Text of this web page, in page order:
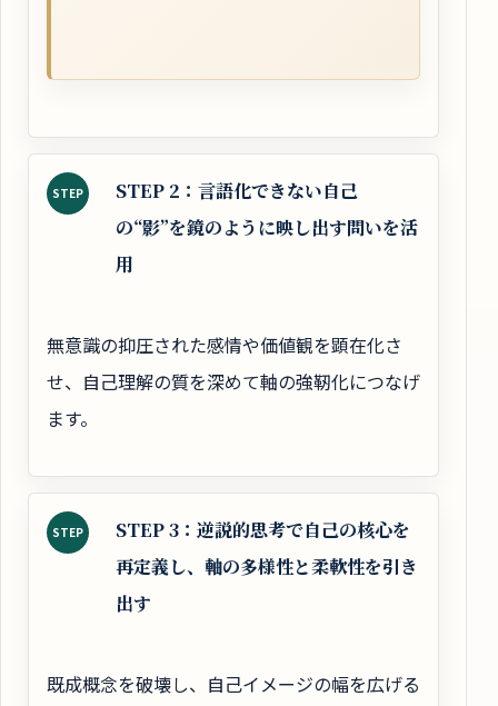
STEP
STEP 2：言語化できない自己
の“影”を鏡のように映し出す問いを活
用
無意識の抑圧された感情や価値観を顕在化さ
せ、自己理解の質を深めて軸の強靭化につなげ
ます。
STEP
STEP 3：逆説的思考で自己の核心を
再定義し、軸の多様性と柔軟性を引き
出す
既成概念を破壊し、自己イメージの幅を広げる